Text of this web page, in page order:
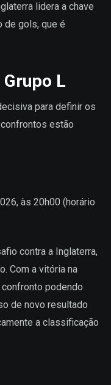
lidera a chave
de gols, que é
L
para definir os
estão
às 20h00 (horário
contra a Inglaterra,
Com a vitória na
podendo
de novo resultado
a classificação